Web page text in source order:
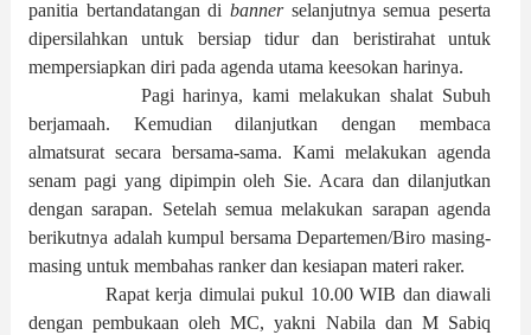
panitia bertandatangan di bannerselanjutnya semua peserta
dipersilahkan untuk bersiap tidur dan beristirahat untuk
mempersiapkan diri pada agenda utama keesokan harinya.
Pagi harinya,kamimelakukan shalat Subuh
berjamaah. Kemudian dilanjutkan dengan membaca
almatsurat secara bersama-sama. Kami melakukan agenda
senam pagi yang dipimpin oleh Sie. Acara dan dilanjutkan
dengan sarapan. Setelah semua melakukan sarapan agenda
berikutnya adalah kumpul bersama Departemen/Biro masing-
masinguntuk membahas ranker dan kesiapan materi raker.
Rapat kerja dimulai pukul 10.00 WIB dan diawali
dengan pembukaan oleh MC, yakni Nabila dan M Sabiq